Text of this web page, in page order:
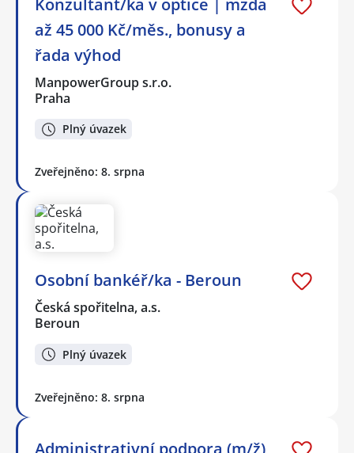
až 45 000 Kč/měs., bonusy a
řada výhod
ManpowerGroup s.r.o.
Praha
Plný úvazek
Zveřejněno: 8. srpna
Osobní bankéř/ka - Beroun
Česká spořitelna, a.s.
Beroun
Plný úvazek
Zveřejněno: 8. srpna
Administrativní podpora (m/ž)